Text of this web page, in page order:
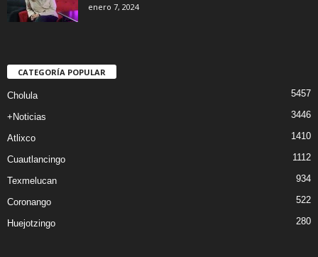
enero 7, 2024
CATEGORÍA POPULAR
Cholula 5457
+Noticias 3446
Atlixco 1410
Cuautlancingo 1112
Texmelucan 934
Coronango 522
Huejotzingo 280